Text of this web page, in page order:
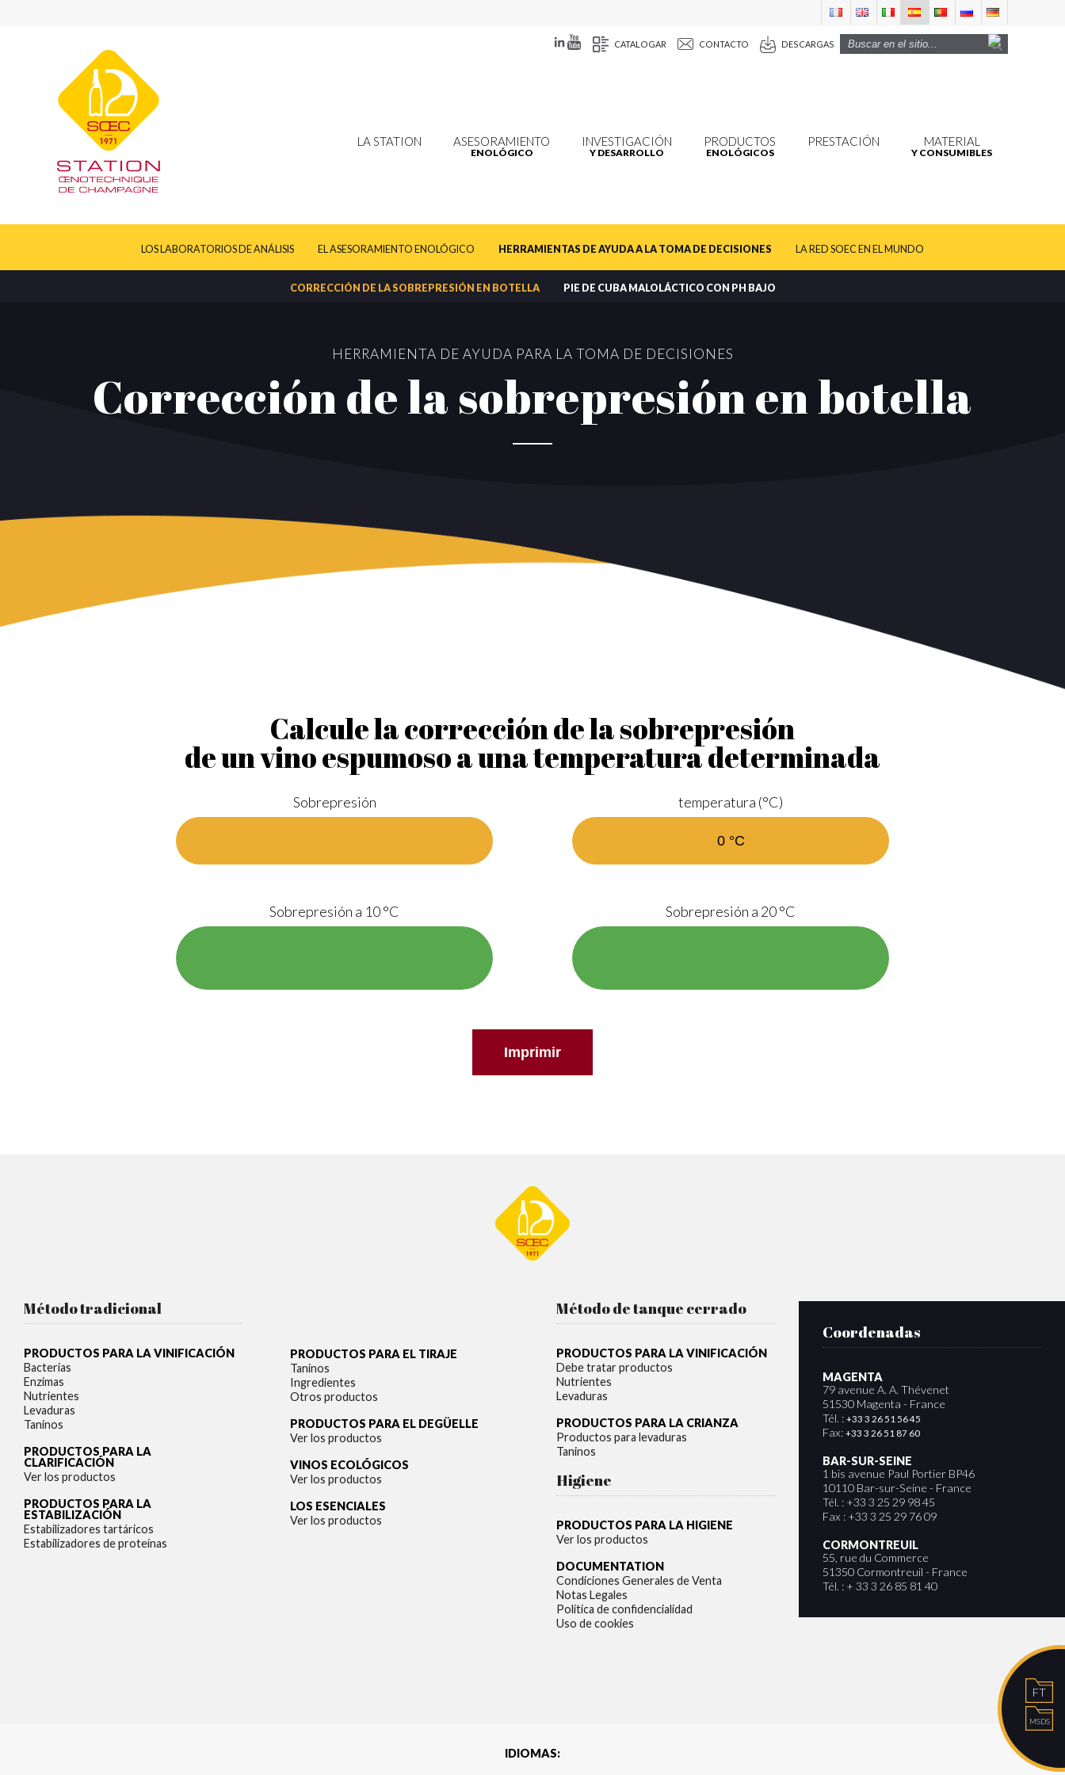
FT
MSDS
CATALOGAR CONTACTO DESCARGAS
LA STATION ASESORAMIENTO
ENOLÓGICO
INVESTIGACIÓN
Y DESARROLLO
PRODUCTOS
ENOLÓGICOS
PRESTACIÓN MATERIAL
Y CONSUMIBLES
LOS LABORATORIOS DE ANÁLISIS EL ASESORAMIENTO ENOLÓGICO HERRAMIENTAS DE AYUDA A LA TOMA DE DECISIONES
CORRECCIÓN DE LA SOBREPRESIÓN EN BOTELLA PIE DE CUBA MALOLÁCTICO CON PH BAJO
LA RED SOEC EN EL MUNDO
HERRAMIENTA DE AYUDA PARA LA TOMA DE DECISIONES
Corrección de la sobrepresión en botella
Calcule la corrección de la sobrepresión
de un vino espumoso a una temperatura determinada
Sobrepresión temperatura (°C)
Sobrepresión a 10 °C Sobrepresión a 20 °C
Imprimir
Método tradicional
PRODUCTOS PARA LA VINIFICACIÓN
Bacterias
Enzimas
Nutrientes
Levaduras
Taninos
PRODUCTOS PARA LA
CLARIFICACIÓN
Ver los productos
PRODUCTOS PARA LA
ESTABILIZACIÓN
Estabilizadores tartáricos
Estabilizadores de proteínas
PRODUCTOS PARA EL TIRAJE
Taninos
Ingredientes
Otros productos
PRODUCTOS PARA EL DEGÜELLE
Ver los productos
VINOS ECOLÓGICOS
Ver los productos
LOS ESENCIALES
Ver los productos
Método de tanque cerrado
PRODUCTOS PARA LA VINIFICACIÓN
Debe tratar productos
Nutrientes
Levaduras
PRODUCTOS PARA LA CRIANZA
Productos para levaduras
Taninos
Higiene
PRODUCTOS PARA LA HIGIENE
Ver los productos
DOCUMENTATION
Condiciones Generales de Venta
Notas Legales
Política de confidencialidad
Uso de cookies
Coordenadas
MAGENTA
79 avenue A. A. Thévenet
51530 Magenta - France
Tél. : +33 3 26 51 56 45
Fax: +33 3 26 51 87 60
BAR-SUR-SEINE
1 bis avenue Paul Portier BP46
10110 Bar-sur-Seine - France
Tél. : +33 3 25 29 98 45
Fax : +33 3 25 29 76 09
CORMONTREUIL
55, rue du Commerce
51350 Cormontreuil - France
Tél. : + 33 3 26 85 81 40
IDIOMAS: